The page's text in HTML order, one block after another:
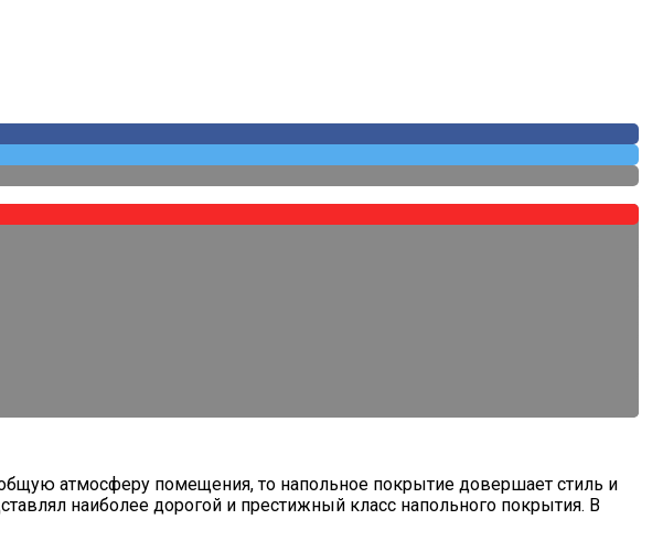
атмосферу помещения, то напольное покрытие довершает стиль и
наиболее дорогой и престижный класс напольного покрытия. В